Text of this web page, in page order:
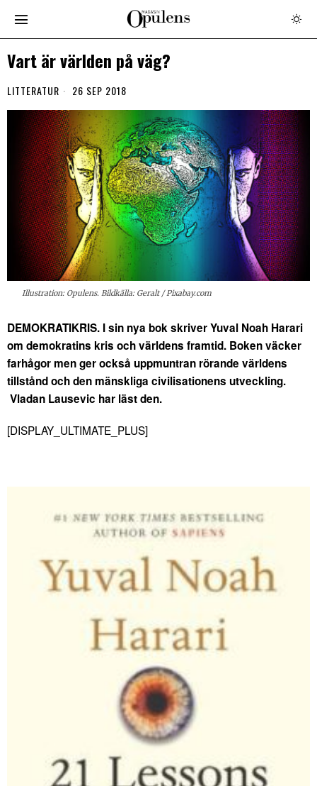
Vart är världen på väg?
LITTERATUR 26 SEP 2018
Illustration: Opulens. Bildkälla: Geralt / Pixabay.com
DEMOKRATIKRIS. I sin nya bok skriver Yuval Noah Harari
om demokratins kris och världens framtid. Boken väcker
farhågor men ger också uppmuntran rörande världens
tillstånd och den mänskliga civilisationens utveckling.
Vladan Lausevic har läst den.
[DISPLAY_ULTIMATE_PLUS]